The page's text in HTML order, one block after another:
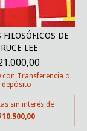
FILOSÓFICOS DE
LEE
con Transferencia o
depósito
sin interés de